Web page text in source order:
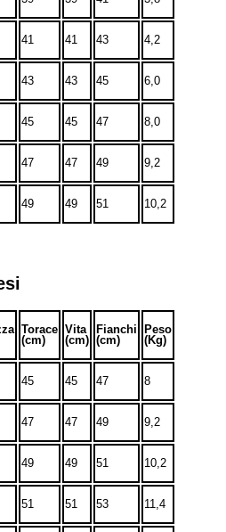
41 41 43 4,2
43 43 45 6,0
45 45 47 8,0
47 47 49 9,2
49 49 51 10,2
Torace
(cm)
Vita
(cm)
Fianchi
(cm)
Peso
(Kg)
45 45 47 8
47 47 49 9,2
49 49 51 10,2
51 51 53 11,4